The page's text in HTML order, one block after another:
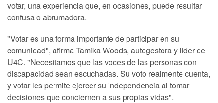
votar, una experiencia que, en ocasiones, puede resultar
confusa o abrumadora.
"Votar es una forma importante de participar en su
comunidad", afirma Tamika Woods, autogestora y líder de
U4C. "Necesitamos que las voces de las personas con
discapacidad sean escuchadas. Su voto realmente cuenta,
y votar les permite ejercer su independencia al tomar
decisiones que conciernen a sus propias vidas".